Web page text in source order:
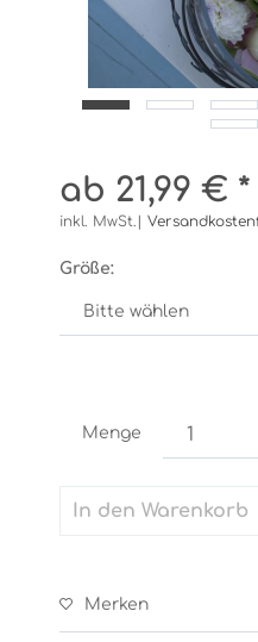
ab 21,99 € *
inkl. MwSt.|
Größe:
Menge
In den Warenkorb
Merken